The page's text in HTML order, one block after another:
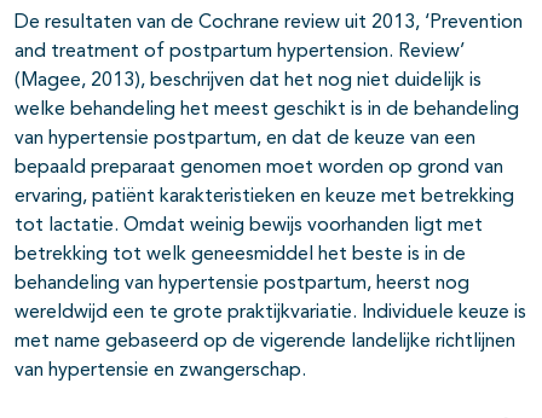
De resultaten van de Cochrane review uit 2013, ‘Prevention
and treatment of postpartum hypertension. Review’
(Magee, 2013), beschrijven dat het nog niet duidelijk is
welke behandeling het meest geschikt is in de behandeling
van hypertensie postpartum, en dat de keuze van een
bepaald preparaat genomen moet worden op grond van
ervaring, patiënt karakteristieken en keuze met betrekking
tot lactatie. Omdat weinig bewijs voorhanden ligt met
betrekking tot welk geneesmiddel het beste is in de
behandeling van hypertensie postpartum, heerst nog
wereldwijd een te grote praktijkvariatie. Individuele keuze is
met name gebaseerd op de vigerende landelijke richtlijnen
van hypertensie en zwangerschap.